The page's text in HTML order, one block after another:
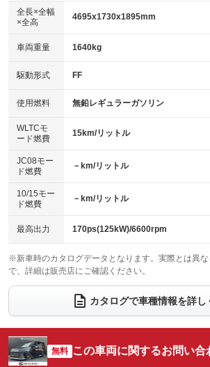
：装備なし
パワーウィンドウ
アイドリングストップ
：装備なし
USB入力端子
：装備あり
100V電源
：装備なし
センターデフロック
：装備なし
電動格納ミラー
：装備あり
アルミホイール：19インチ
：装備あり
HID(キセノンライト)
バックカメラ
エアロ
：装備あり
ローダウン
：装備あり
ベンチシート
：装備なし
チップアップシート
：装備なし
電動格納サードシート
：装備なし シート
：装備
ウォークスルー
電動リアゲート フロン
：装備
シートエアコン
：装備なし 全周囲
：装備
サイドカメラ
：装備なし ルーフ
：装備
全長×全幅
×全高
4695x1730x1895mm
車両重量 1640kg
駆動形式 FF
使用燃料 無鉛レギュラーガソリン
WLTCモ
ード燃費
15km/リットル
JC08モー
ド燃費
－km/リットル
10/15モー
ド燃費
－km/リットル
最高出力 170ps(125kW)/6600rpm
※新車時のカタログデータとなります。実際とは異
で、詳細は販売店にご確認ください。
カタログで車種情報を詳し
無料 この車両に関するお問い合